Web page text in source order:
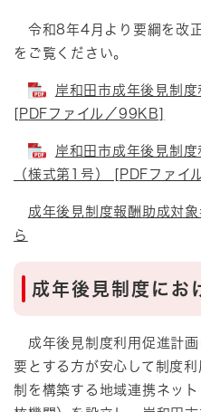
令和8年4月より要綱を改
をご覧ください。
岸和田市成年後見制
[PDFファイル／99KB]
岸和田市成年後見制
（様式第1号） [PDFファイ
成年後見制度報酬助成対
ら
成年後見制度にお
成年後見制度利用促進計
要とする方が安心して制度
制を構築する地域連携ネッ